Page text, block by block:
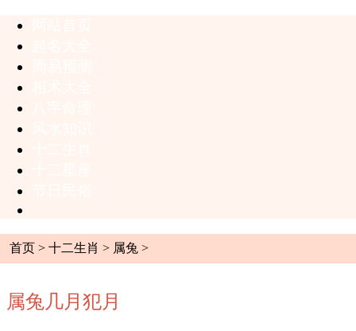
首页 > 十二生肖 > 属兔 >
属兔几月犯月